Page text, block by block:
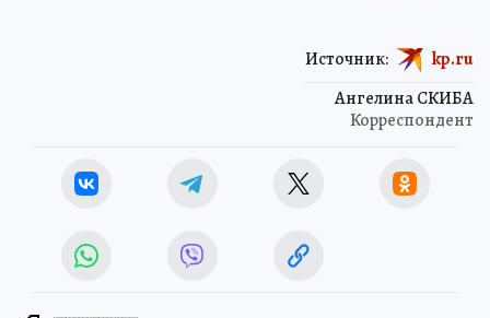
Ангелина СКИБА
Корреспондент
Источник: kp.ru